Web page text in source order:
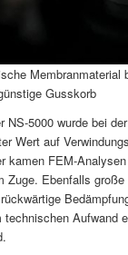
Membranmaterial
Gusskorb
NS-5000 wurde bei
Wert auf
kamen FEM-
Zuge. Ebenfalls
technischen Aufwand